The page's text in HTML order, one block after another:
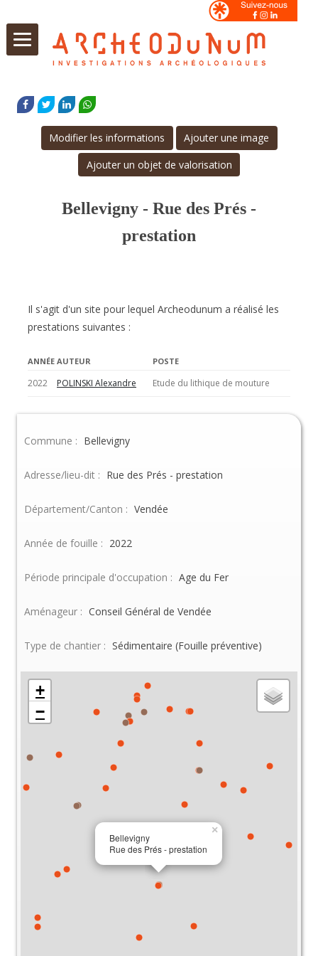
FACEBOOK
TWITTERLINKEDIN
Modifier les informations
Ajouter une image
Ajouter un objet de valorisation
Bellevigny - Rue des Prés -
prestation
Il s'agit d'un site pour lequel Archeodunum a réalisé les
prestations suivantes :
ANNÉE AUTEUR POSTE
2022 POLINSKI Alexandre Etude du lithique de mouture
Commune : Bellevigny
Adresse/lieu-dit : Rue des Prés - prestation
Département/Canton : Vendée
Année de fouille : 2022
Période principale d'occupation : Age du Fer
Aménageur : Conseil Général de Vendée
Type de chantier : Sédimentaire (Fouille préventive)
Bellevigny
Rue des Prés - prestation
×
+
−